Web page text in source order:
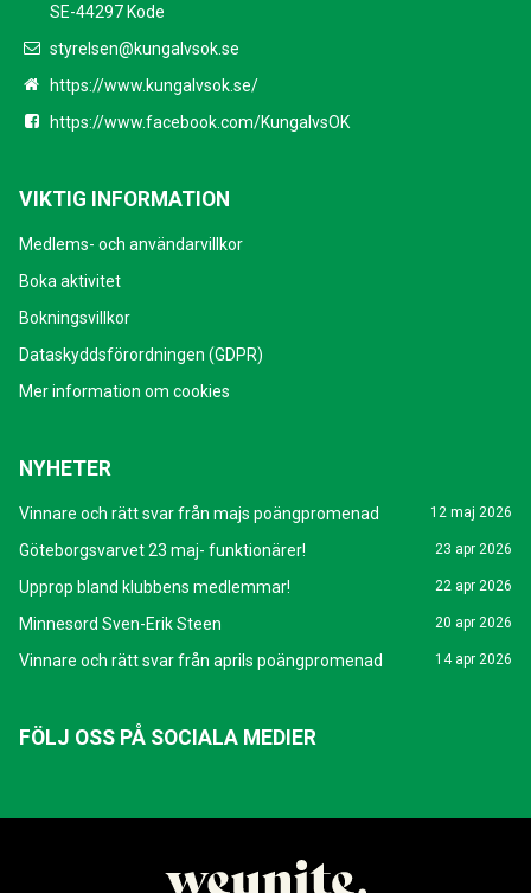
SE-44297 Kode
styrelsen@kungalvsok.se
https://www.kungalvsok.se/
https://www.facebook.com/KungalvsOK
VIKTIG INFORMATION
Medlems- och användarvillkor
Boka aktivitet
Bokningsvillkor
Dataskyddsförordningen (GDPR)
Mer information om cookies
NYHETER
Vinnare och rätt svar från majs poängpromenad 12 maj 2026
Göteborgsvarvet 23 maj- funktionärer! 23 apr 2026
Upprop bland klubbens medlemmar! 22 apr 2026
Minnesord Sven-Erik Steen 20 apr 2026
Vinnare och rätt svar från aprils poängpromenad 14 apr 2026
FÖLJ OSS PÅ SOCIALA MEDIER